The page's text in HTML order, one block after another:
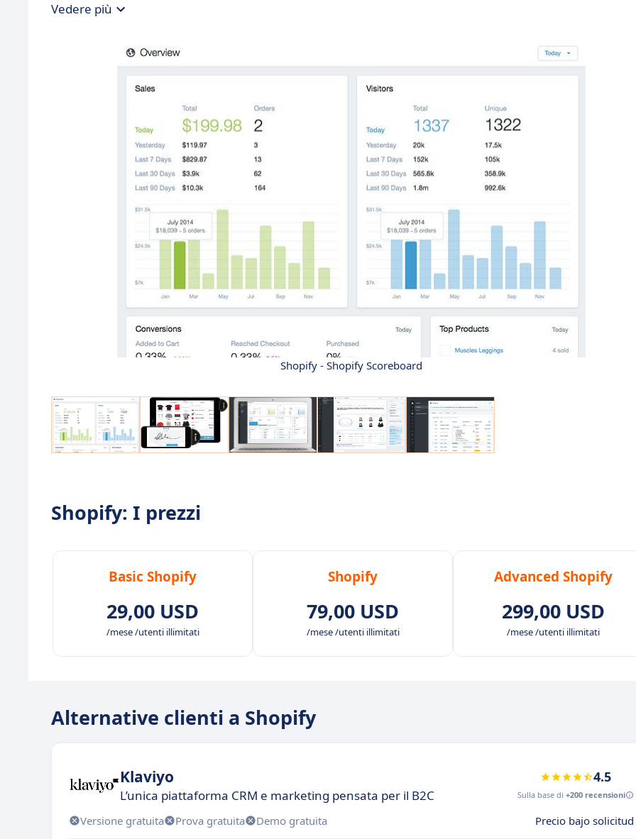
Vedere più
Shopify - Shopify Scoreboard
Shopify: I prezzi
Basic Shopify
29,00 USD
/mese /utenti illimitati
Shopify
79,00 USD
/mese /utenti illimitati
Advanced Shopify
299,00 USD
/mese /utenti illimitati
Alternative clienti a Shopify
Klaviyo
L’unica piattaforma CRM e marketing pensata per il B2C
4.5
Sulla base di +200 recensioni
Versione gratuita Prova gratuita Demo gratuita Precio bajo solicitud